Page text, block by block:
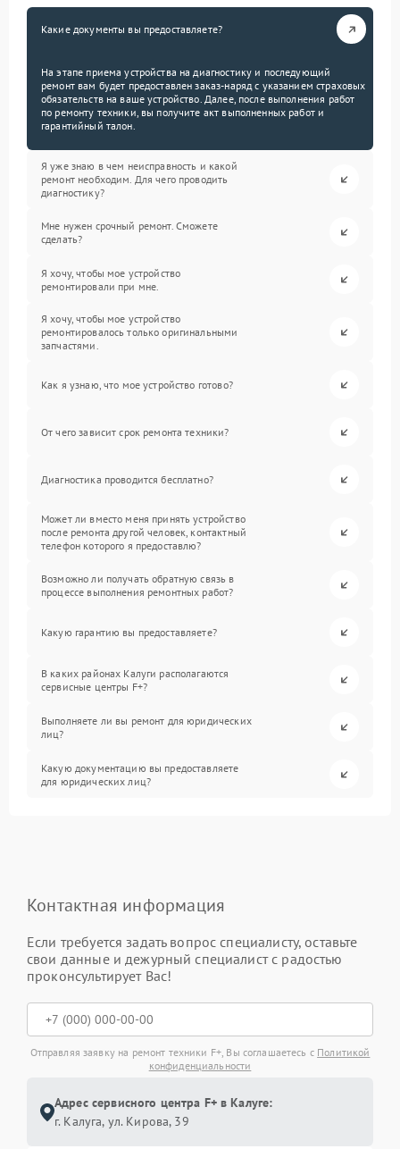
Какие документы вы предоставляете?
На этапе приема устройства на диагностику и последующий
ремонт вам будет предоставлен заказ-наряд с указанием страховых
обязательств на ваше устройство. Далее, после выполнения работ
по ремонту техники, вы получите акт выполненных работ и
гарантийный талон.
Я уже знаю в чем неисправность и какой
ремонт необходим. Для чего проводить
диагностику?
Мне нужен срочный ремонт. Сможете
сделать?
Я хочу, чтобы мое устройство
ремонтировали при мне.
Я хочу, чтобы мое устройство
ремонтировалось только оригинальными
запчастями.
Как я узнаю, что мое устройство готово?
От чего зависит срок ремонта техники?
Диагностика проводится бесплатно?
Может ли вместо меня принять устройство
после ремонта другой человек, контактный
телефон которого я предоставлю?
Возможно ли получать обратную связь в
процессе выполнения ремонтных работ?
Какую гарантию вы предоставляете?
В каких районах Калуги располагаются
сервисные центры F+?
Выполняете ли вы ремонт для юридических
лиц?
Какую документацию вы предоставляете
для юридических лиц?
Контактная информация
Если требуется задать вопрос специалисту, оставьте
свои данные и дежурный специалист с радостью
проконсультирует Вас!
Отправляя заявку на ремонт техники F+, Вы соглашаетесь с Политикой
конфиденциальности
Адрес сервисного центра F+ в Калуге:
г. Калуга, ул. Кирова, 39